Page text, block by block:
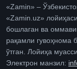
«Zamin» –
«Zamin.uz»
бошлаган ва
рақамли гувоҳнома
ўтган. Лойиҳа
Электрон манзил: